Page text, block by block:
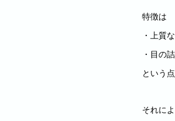
特徴は
・上質
・目の
という
それに